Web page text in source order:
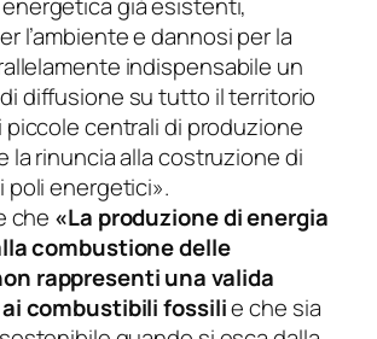
già esistenti,
l’ambiente e dannosi per la
indispensabile un
diffusione su tutto il territorio
piccole centrali di produzione
la rinuncia alla costruzione di
poli energetici».
che «La produzione di energia
combustione delle
rappresenti una valida
combustibili fossilie che sia